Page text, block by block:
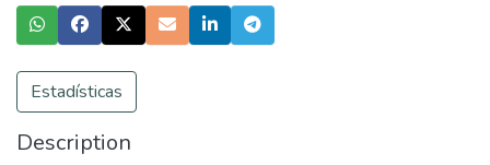
Estadísticas
Description